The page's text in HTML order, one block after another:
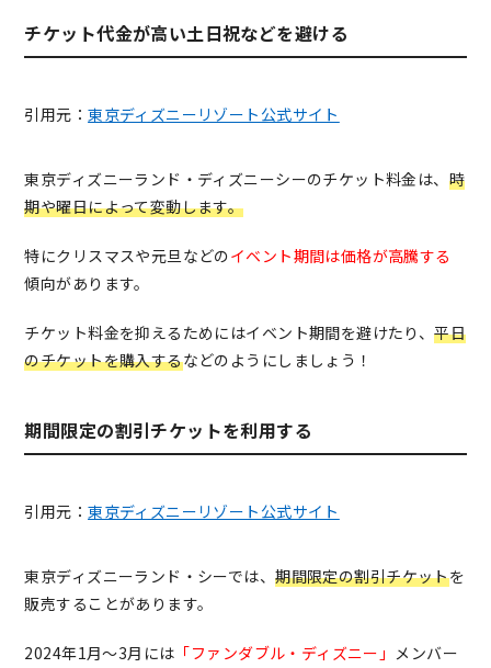
チケット代金が高い土日祝などを避ける
引用元：東京ディズニーリゾート公式サイト
東京ディズニーランド・ディズニーシーのチケット料金は、 時
期や曜日によって変動します。
特にクリスマスや元旦などのイベント期間は価格が高騰する
傾向があります。
チケット料金を抑えるためにはイベント期間を避けたり、平日
のチケットを購入するなどのようにしましょう！
期間限定の割引チケットを利用する
引用元：東京ディズニーリゾート公式サイト
東京ディズニーランド・シーでは、期間限定の割引チケットを
販売することがあります。
2024年1月〜3月には 「ファンダブル・ディズニー」 メンバー